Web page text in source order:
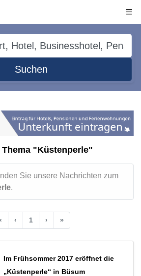
Suchen
"Küstenperle"
Sie unsere Nachrichten zum
.
‹ 1 › »
Im Frühsommer 2017 eröffnet die
„Küstenperle“ in Büsum